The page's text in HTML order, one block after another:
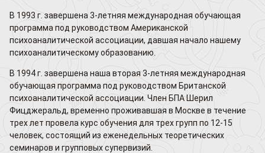
В 1993 г. завершена 3-летняя международная обучающая
программа под руководством Американской
психоаналитической ассоциации, давшая начало нашему
психоаналитическому образованию.
В 1994 г. завершена наша вторая 3-летняя международная
обучающая программа под руководством Британской
психоаналитической ассоциации. Член БПА Шерил
Фицджеральд, временно проживавшая в Москве в течение
трех лет провела курс обучения для трех групп по 12-15
человек, состоящий из еженедельных теоретических
семинаров и групповых супервизий.